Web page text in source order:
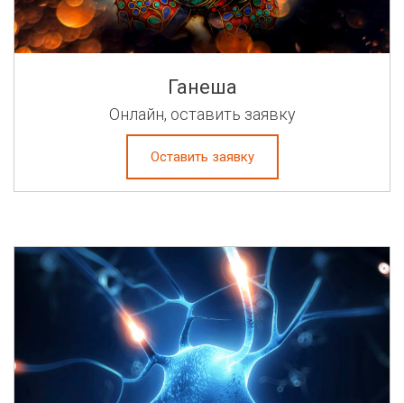
Ганеша
Онлайн, оставить заявку
Оставить заявку